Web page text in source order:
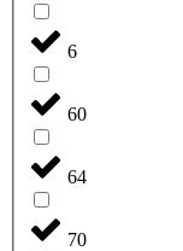
6
60
64
70